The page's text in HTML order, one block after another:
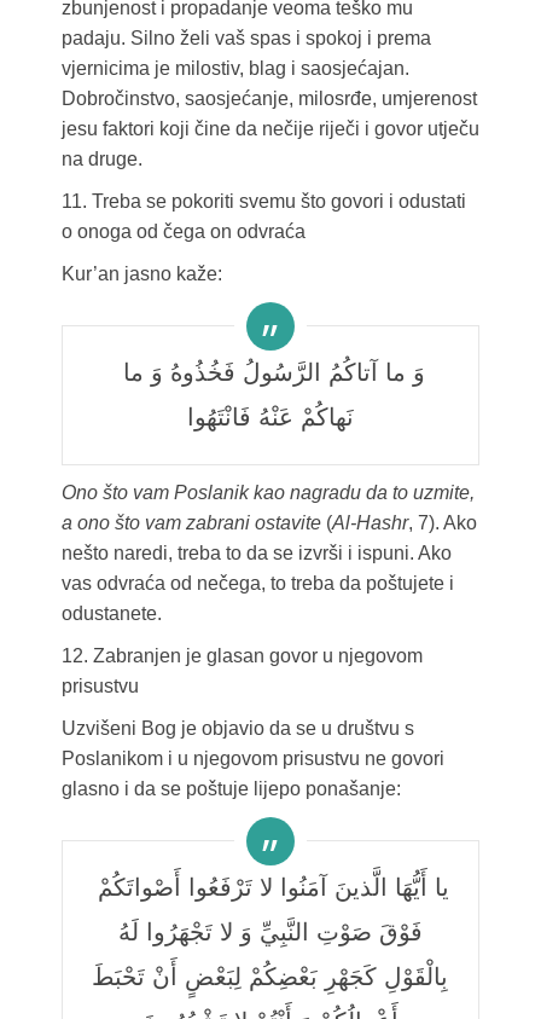
zbunjenost i propadanje veoma teško mu
padaju. Silno želi vaš spas i spokoj i prema
vjernicima je milostiv, blag i saosjećajan.
Dobročinstvo, saosjećanje, milosrđe, umjerenost
jesu faktori koji čine da nečije riječi i govor utječu
na druge.
11. Treba se pokoriti svemu što govori i odustati
o onoga od čega on odvraća
Kur’an jasno kaže:
نَهاكُمْ عَنْهُ فَانْتَهُوا
Ono što vam Poslanik kao nagradu da to uzmite,
a ono što vam zabrani ostavite(Al-Hashr, 7). Ako
nešto naredi, treba to da se izvrši i ispuni. Ako
vas odvraća od nečega, to treba da poštujete i
odustanete.
12. Zabranjen je glasan govor u njegovom
prisustvu
Uzvišeni Bog je objavio da se u društvu s
Poslanikom i u njegovom prisustvu ne govori
glasno i da se poštuje lijepo ponašanje:
فَوْقَ صَوْتِ النَّبِيِّ وَ لا تَجْهَرُوا لَهُ
بِالْقَوْلِ كَجَهْرِ بَعْضِكُمْ لِبَعْضٍ أَنْ تَحْبَطَ